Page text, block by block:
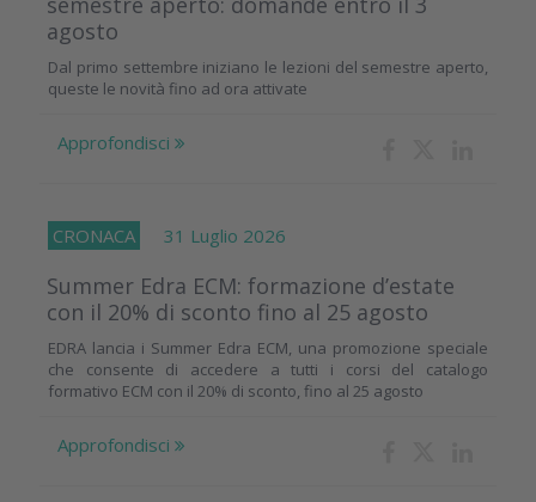
agosto
Dal primo settembre iniziano le lezioni del semestre aperto,
queste le novità fino ad ora attivate
Approfondisci
CRONACA 31 Luglio 2026
Summer Edra ECM: formazione d’estate
con il 20% di sconto fino al 25 agosto
EDRA lancia i Summer Edra ECM, una promozione speciale
che consente di accedere a tutti i corsi del catalogo
formativo ECM con il 20% di sconto, fino al 25 agosto
Approfondisci